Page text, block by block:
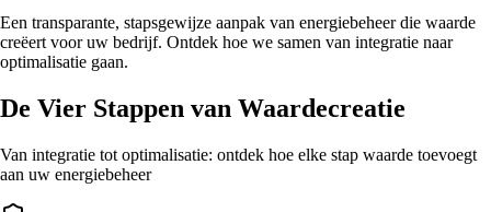
Een transparante, stapsgewijze aanpak van energiebeheer die waarde
creëert voor uw bedrijf. Ontdek hoe we samen van integratie naar
optimalisatie gaan.
De Vier Stappen van Waardecreatie
Van integratie tot optimalisatie: ontdek hoe elke stap waarde toevoegt
aan uw energiebeheer